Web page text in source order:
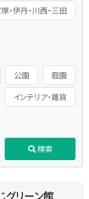
・伊丹・川西・三田
公園
庭園
インテリア・雑貨
検索
リーン館